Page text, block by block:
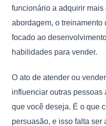
funcionário a adquirir
abordagem, o treinamento
focado ao
habilidades para vender.
O ato de atender ou
influenciar outras pessoas
que você deseja. É o que
persuasão, e isso falta ser